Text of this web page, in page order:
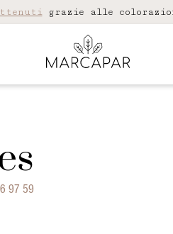
grazie alle colorazioni
97 59